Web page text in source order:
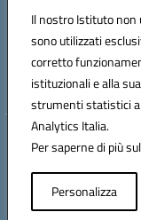
Il nostro Istituto
sono utilizzati
corretto
istituzionali e alla
strumenti statistici
Analytics Italia.
Per saperne di più
Personalizza
Codice fiscale:
Codice meccanografico:
Codice Indice delle
Codice unico di
Hosting